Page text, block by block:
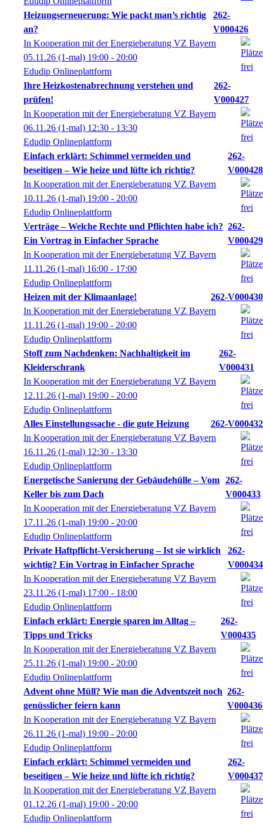
Heizungserneuerung: Wie packt man’s richtig
an?
262-
V000426
In Kooperation mit der Energieberatung VZ Bayern
05.11.26 (1-mal) 19:00 - 20:00
Edudip Onlineplattform
Ihre Heizkostenabrechnung verstehen und
prüfen!
262-
V000427
In Kooperation mit der Energieberatung VZ Bayern
06.11.26 (1-mal) 12:30 - 13:30
Edudip Onlineplattform
Einfach erklärt: Schimmel vermeiden und
beseitigen – Wie heize und lüfte ich richtig?
262-
V000428
In Kooperation mit der Energieberatung VZ Bayern
10.11.26 (1-mal) 19:00 - 20:00
Edudip Onlineplattform
Verträge – Welche Rechte und Pflichten habe ich?
Ein Vortrag in Einfacher Sprache
262-
V000429
In Kooperation mit der Energieberatung VZ Bayern
11.11.26 (1-mal) 16:00 - 17:00
Edudip Onlineplattform
Heizen mit der Klimaanlage!
262-V000430
In Kooperation mit der Energieberatung VZ Bayern
11.11.26 (1-mal) 19:00 - 20:00
Edudip Onlineplattform
Stoff zum Nachdenken: Nachhaltigkeit im
Kleiderschrank
262-
V000431
In Kooperation mit der Energieberatung VZ Bayern
12.11.26 (1-mal) 19:00 - 20:00
Edudip Onlineplattform
Alles Einstellungssache - die gute Heizung
262-V000432
In Kooperation mit der Energieberatung VZ Bayern
16.11.26 (1-mal) 12:30 - 13:30
Edudip Onlineplattform
Energetische Sanierung der Gebäudehülle – Vom
Keller bis zum Dach
262-
V000433
In Kooperation mit der Energieberatung VZ Bayern
17.11.26 (1-mal) 19:00 - 20:00
Edudip Onlineplattform
Private Haftpflicht-Versicherung – Ist sie wirklich
wichtig? Ein Vortrag in Einfacher Sprache
262-
V000434
In Kooperation mit der Energieberatung VZ Bayern
23.11.26 (1-mal) 17:00 - 18:00
Edudip Onlineplattform
Einfach erklärt: Energie sparen im Alltag –
Tipps und Tricks
262-
V000435
In Kooperation mit der Energieberatung VZ Bayern
25.11.26 (1-mal) 19:00 - 20:00
Edudip Onlineplattform
Advent ohne Müll? Wie man die Adventszeit noch
genüsslicher feiern kann
262-
V000436
In Kooperation mit der Energieberatung VZ Bayern
26.11.26 (1-mal) 19:00 - 20:00
Edudip Onlineplattform
Einfach erklärt: Schimmel vermeiden und
beseitigen – Wie heize und lüfte ich richtig?
262-
V000437
In Kooperation mit der Energieberatung VZ Bayern
01.12.26 (1-mal) 19:00 - 20:00
Edudip Onlineplattform